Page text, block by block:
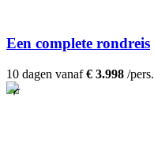
Een complete rondreis
10 dagen vanaf€ 3.998 /pers.